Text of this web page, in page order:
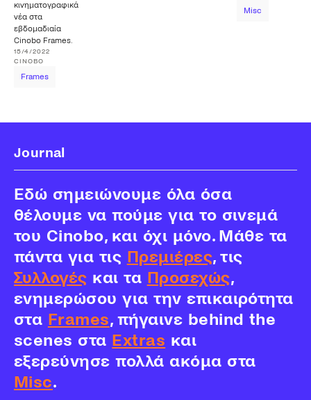
κινηματογραφικά
νέα στα
εβδομαδιαία
Cinobo Frames.
15/4/2022
CINOBO
Frames
Misc
Journal
Εδώ σημειώνουμε όλα όσα
θέλουμε να πούμε για το σινεμά
του Cinobo, και όχι μόνο. Μάθε τα
πάντα για τις Πρεμιέρες, τις
Συλλογές και τα Προσεχώς,
ενημερώσου για την επικαιρότητα
στα Frames, πήγαινε behind the
scenes στα Extras και
εξερεύνησε πολλά ακόμα στα
Misc.